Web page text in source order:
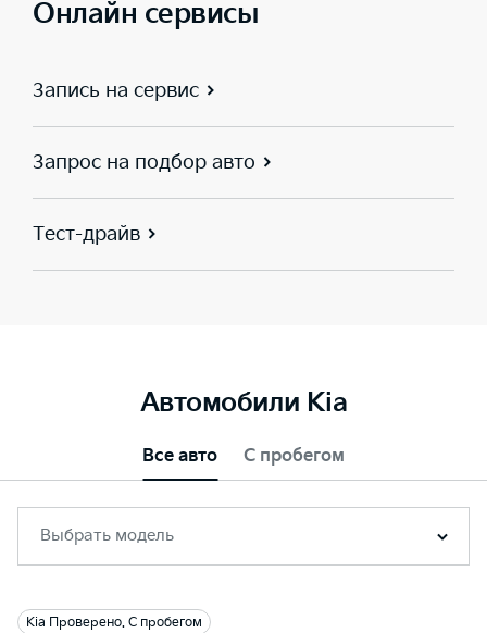
Онлайн сервисы
Запись на сервис
Запрос на подбор авто
Тест-драйв
Автомобили Kia
Все авто С пробегом
Выбрать модель
Kia Проверено. С пробегом